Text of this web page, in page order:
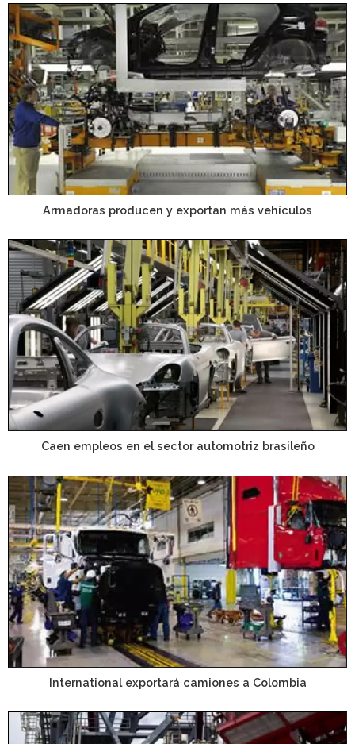
Armadoras producen y exportan más vehículos
Caen empleos en el sector automotriz brasileño
International exportará camiones a Colombia